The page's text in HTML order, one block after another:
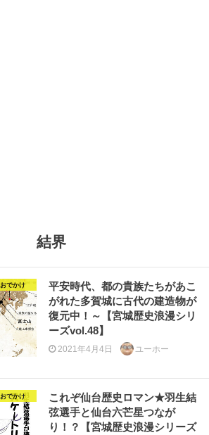
結界
おでかけ
平安時代、都の貴族たちがあこ
がれた多賀城に古代の建造物が
復元中！～【宮城歴史浪漫シリ
ーズvol.48】
2021年4月4日 ユーホー
おでかけ
これぞ仙台歴史ロマン★羽生結
弦選手と仙台六芒星つなが
り！？【宮城歴史浪漫シリーズ